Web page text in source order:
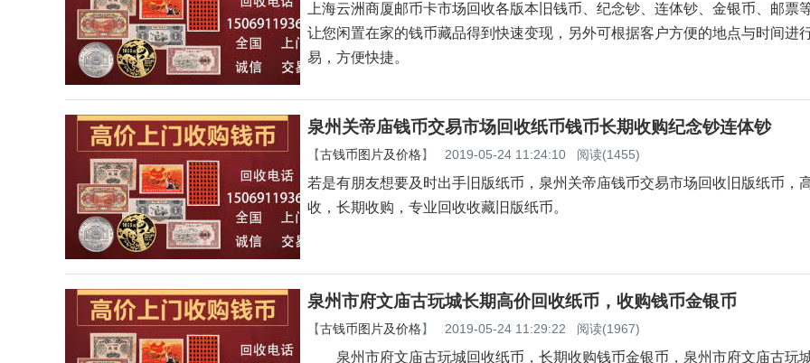
上海云洲商厦邮币卡市场回收各版本旧钱币、纪念钞、连体钞、金银币、邮票
让您闲置在家的钱币藏品得到快速变现，另外可根据客户方便的地点与时间进
易，方便快捷。
泉州关帝庙钱币交易市场回收纸币钱币长期收购纪念钞连体钞
【古钱币图片及价格】 2019-05-24 11:24:10 阅读(1455)
若是有朋友想要及时出手旧版纸币，泉州关帝庙钱币交易市场回收旧版纸币，
收，长期收购，专业回收收藏旧版纸币。
泉州市府文庙古玩城长期高价回收纸币，收购钱币金银币
【古钱币图片及价格】 2019-05-24 11:29:22 阅读(1967)
泉州市府文庙古玩城回收纸币，长期收购钱币金银币，泉州市府文庙古玩